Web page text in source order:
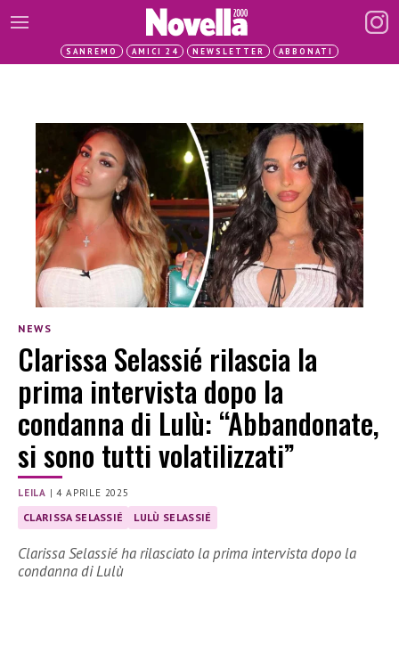
SANREMO AMICI 24 NEWSLETTER ABBONATI
NEWS
Clarissa Selassié rilascia la
prima intervista dopo la
condanna di Lulù: “Abbandonate,
si sono tutti volatilizzati”
LEILA |4 APRILE 2025
CLARISSA SELASSIÉ LULÙ SELASSIÉ
Clarissa Selassié ha rilasciato la prima intervista dopo la
condanna di Lulù